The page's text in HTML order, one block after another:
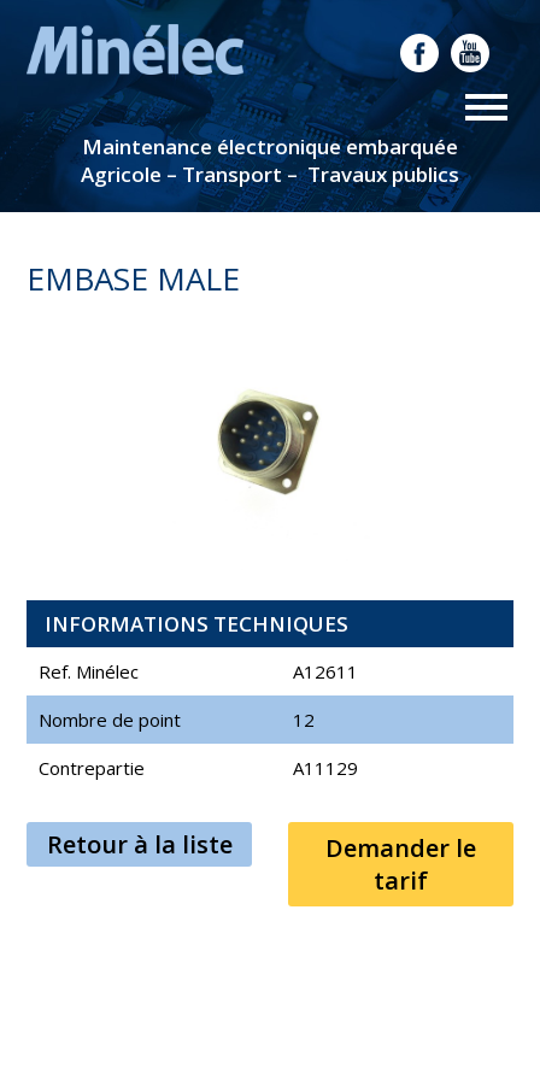
Maintenance électronique embarquée
Agricole – Transport – Travaux publics
EMBASE MALE
INFORMATIONS TECHNIQUES
Ref. Minélec
A12611
Nombre de point
12
Contrepartie
A11129
Retour à la liste
Demander le
tarif